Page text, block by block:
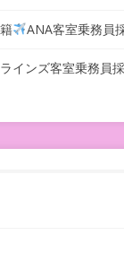
ANA客室乗務員
インズ客室乗務員